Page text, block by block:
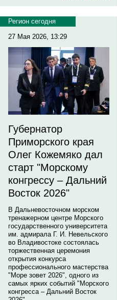
Регион сегодня
27 Мая 2026, 13:29
Губернатор
Приморского края
Олег Кожемяко дал
старт "Морскому
конгрессу – Дальний
Восток 2026"
В Дальневосточном морском
тренажерном центре Морского
государственного университета
им. адмирала Г. И. Невельского
во Владивостоке состоялась
торжественная церемония
открытия конкурса
профессионального мастерства
"Море зовет 2026", одного из
самых ярких событий "Морского
конгресса – Дальний Восток